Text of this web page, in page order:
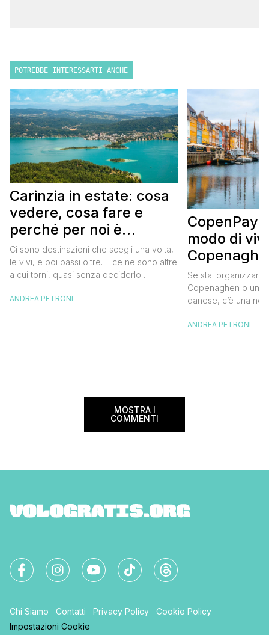
POTREBBE INTERESSARTI ANCHE
Carinzia in estate: cosa
vedere, cosa fare e
perché per noi è
diventata una
destinazione del cuore
Ci sono destinazioni che scegli una volta,
le vivi, e poi passi oltre. E ce ne sono altre
a cui torni, quasi senza deciderlo
richiamarti indietro più che il contrario. Per
ANDREA PETRONI
CopenPay:
modo di
meglio e
meno
Se stai
Copenaghen o un
danese, c’è una
CopenPay ed è
ANDREA PETRONI
MOSTRA I
COMMENTI
Chi Siamo Contatti Privacy Policy
Cookie Policy
Impostazioni Cookie